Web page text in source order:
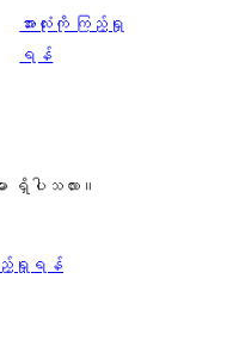
သုံးသပ်
ချက်
အားလုံးကို ကြည့်ရှု
ရန်
ရှိပါသလား။
ည့်ရှုရန်